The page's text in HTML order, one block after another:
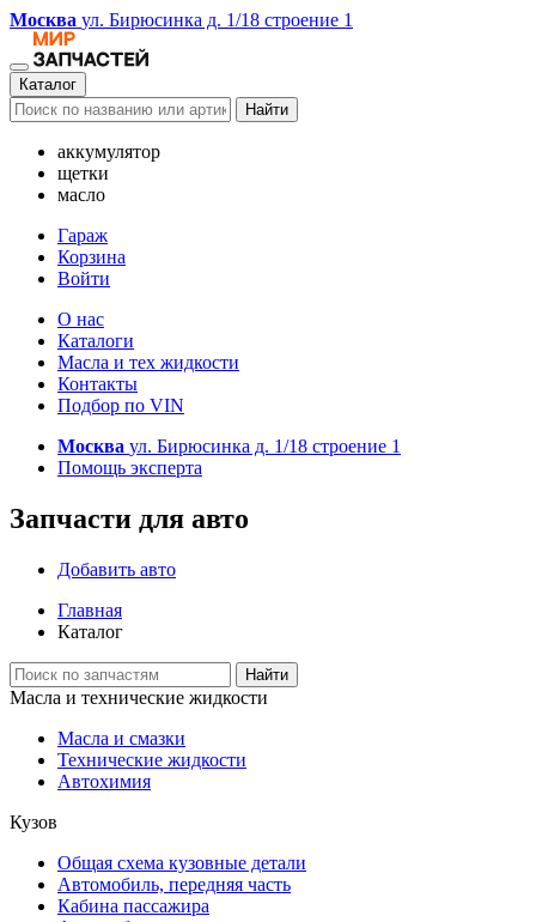
Москва ул. Бирюсинка д. 1/18 строение 1
Каталог
Найти
аккумулятор
щетки
масло
Гараж
Корзина
Войти
О нас
Каталоги
Масла и тех жидкости
Контакты
Подбор по VIN
Москва ул. Бирюсинка д. 1/18 строение 1
Помощь эксперта
Запчасти для авто
Добавить авто
Главная
Каталог
Найти
Масла и технические жидкости
Масла и смазки
Технические жидкости
Автохимия
Кузов
Общая схема кузовные детали
Автомобиль, передняя часть
Кабина пассажира